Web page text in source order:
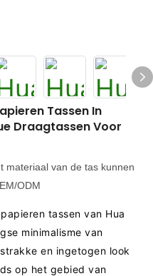
Tassen In
Draagtassen Voor
materiaal van de tas kunnen
ODM
tassen van Hua
minimalisme van
en ingetogen look
op het gebied van